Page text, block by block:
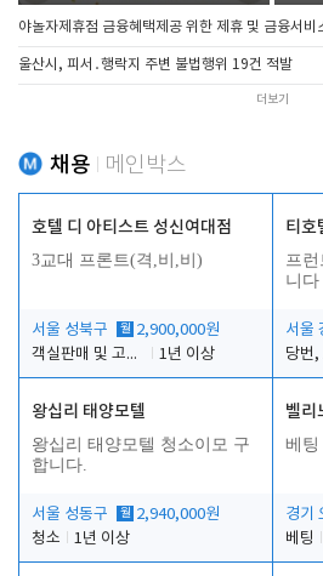
야놀자제휴점 금융혜택제공 위한 제휴 및 금융서비
울산시, 피서․행락지 주변 불법행위 19건 적발
더보기
채용 메인박스
호텔 디 아티스트 성신여대점
3교대 프론트(격,비,비)
서울 성북구 월 2,900,000원
객실판매 및 고객응대
1년 이상
티호
프
니다
서울
당번,
왕십리 태양모텔
왕십리 태양모텔 청소이모 구
합니다.
서울 성동구 월 2,940,000원
청소
1년 이상
벨리
베팅
경기
베팅